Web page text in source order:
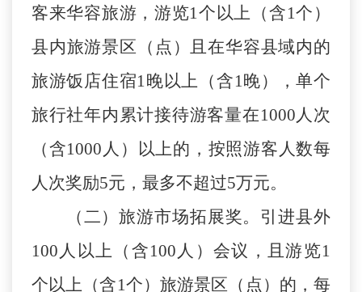
客来华容旅游， 游览1个以上（含1个）
县内旅游景区（点）且在华容县域内的
旅游饭店住宿1晚以上 （含1晚）
，单个
旅行社年内累计接待游客量在1000人次
（含1000 人）以上的，按照游客人数每
人次奖励5元 ， 最多不超过5万元。
（二）旅游市场拓展奖。 引进县外
100 人以上 （ 含100人 ）会议， 且游览1
个以上（含1个） 旅游景区（点）的，每